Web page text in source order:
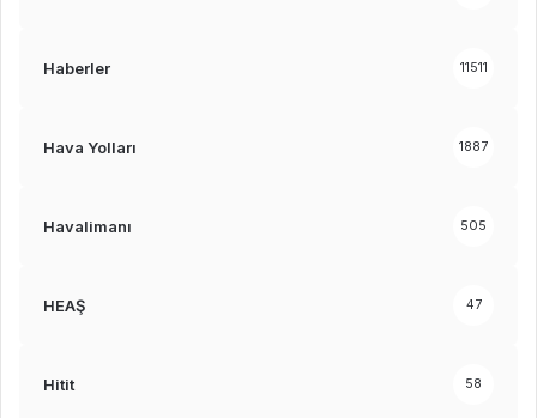
Haberler 11511
Hava Yolları 1887
Havalimanı 505
HEAŞ 47
Hitit 58